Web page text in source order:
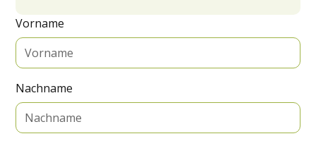
Vorname
Nachname